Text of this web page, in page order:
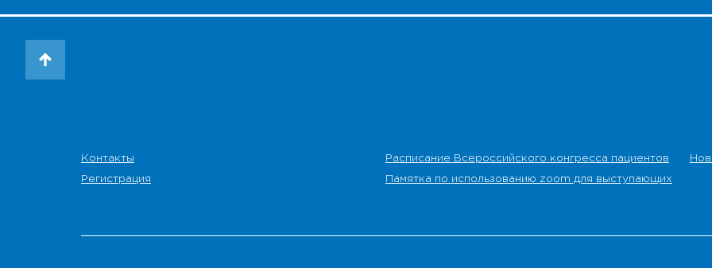
Контакты Расписание Всероссийского конгресса пациентов
Регистрация Памятка по использованию zoom для выступающих